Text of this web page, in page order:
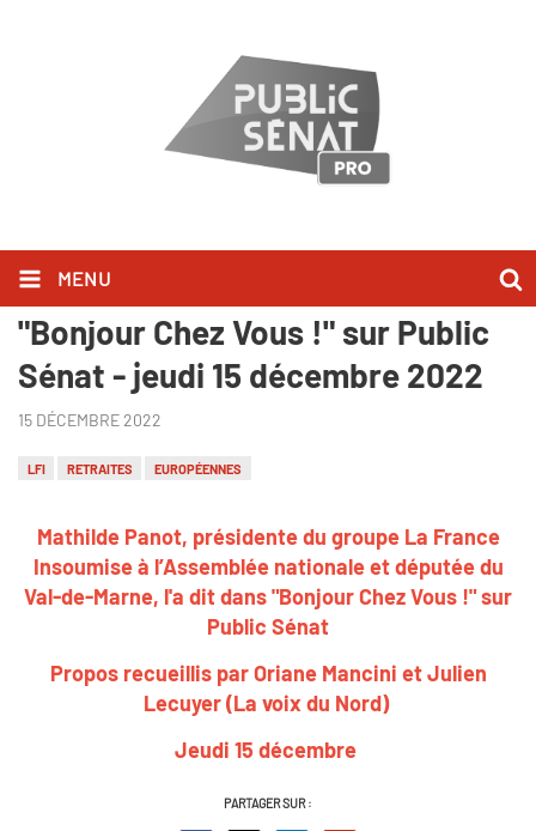
MENU
Mathilde Panot l'a dit dans
"Bonjour Chez Vous !" sur Public
Sénat - jeudi 15 décembre 2022
15 DÉCEMBRE 2022
LFI RETRAITES EUROPÉENNES
Mathilde Panot, présidente du groupe La France
Insoumise à l’Assemblée nationale et députée du
Val-de-Marne, l'a dit dans "Bonjour Chez Vous !" sur
Public Sénat
Propos recueillis par Oriane Mancini et Julien
Lecuyer (La voix du Nord)
Jeudi 15 décembre
PARTAGER SUR :